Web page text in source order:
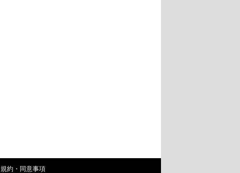
規約・同意事項